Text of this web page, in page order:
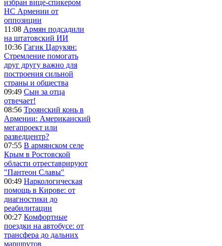
избран вице-спикером
НС Армении от
оппозиции
11:08 Армян подсадили
на штатовский ИИ
10:36 Гагик Царукян:
Стремление помогать
друг другу важно для
построения сильной
страны и общества
09:49 Сын за отца
отвечает!
08:56 Троянский конь в
Армении: Американский
мегапроект или
разведцентр?
07:55 В армянском селе
Крым в Ростовской
области отреставрируют
"Пантеон Славы"
00:49 Наркологическая
помощь в Кирове: от
диагностики до
реабилитации
00:27 Комфортные
поездки на автобусе: от
трансфера до дальних
маршрутов